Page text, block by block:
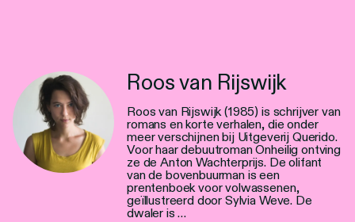
Roos van Rijswijk
Roos van Rijswijk (1985) is schrijver van
romans en korte verhalen, die onder
meer verschijnen bij Uitgeverij Querido.
Voor haar debuutroman Onheilig ontving
ze de Anton Wachterprijs. De olifant
van de bovenbuurman is een
prentenboek voor volwassenen,
geïllustreerd door Sylvia Weve. De
dwaler is …